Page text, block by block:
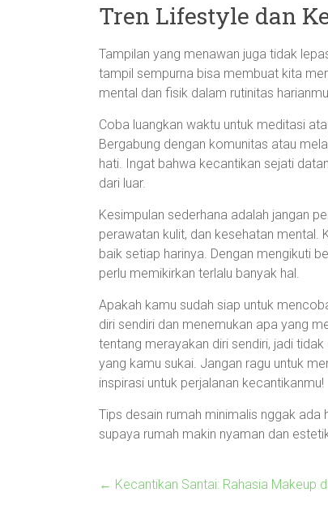
Tren Lifestyle dan
Tampilan yang menawan juga tidak
tampil sempurna bisa membuat kita
mental dan fisik dalam rutinitas
Coba luangkan waktu untuk meditasi
Bergabung dengan komunitas atau
hati. Ingat bahwa kecantikan sejati
dari luar.
Kesimpulan sederhana adalah jangan
perawatan kulit, dan kesehatan mental.
baik setiap harinya. Dengan mengikuti
perlu memikirkan terlalu banyak hal.
Apakah kamu sudah siap untuk
diri sendiri dan menemukan apa yang
tentang merayakan diri sendiri, jadi
yang kamu sukai. Jangan ragu untuk
inspirasi untuk perjalanan kecantikanmu!
Tips desain rumah minimalis nggak ada
supaya rumah makin nyaman dan
← Kecantikan Santai: Rahasia Makeup